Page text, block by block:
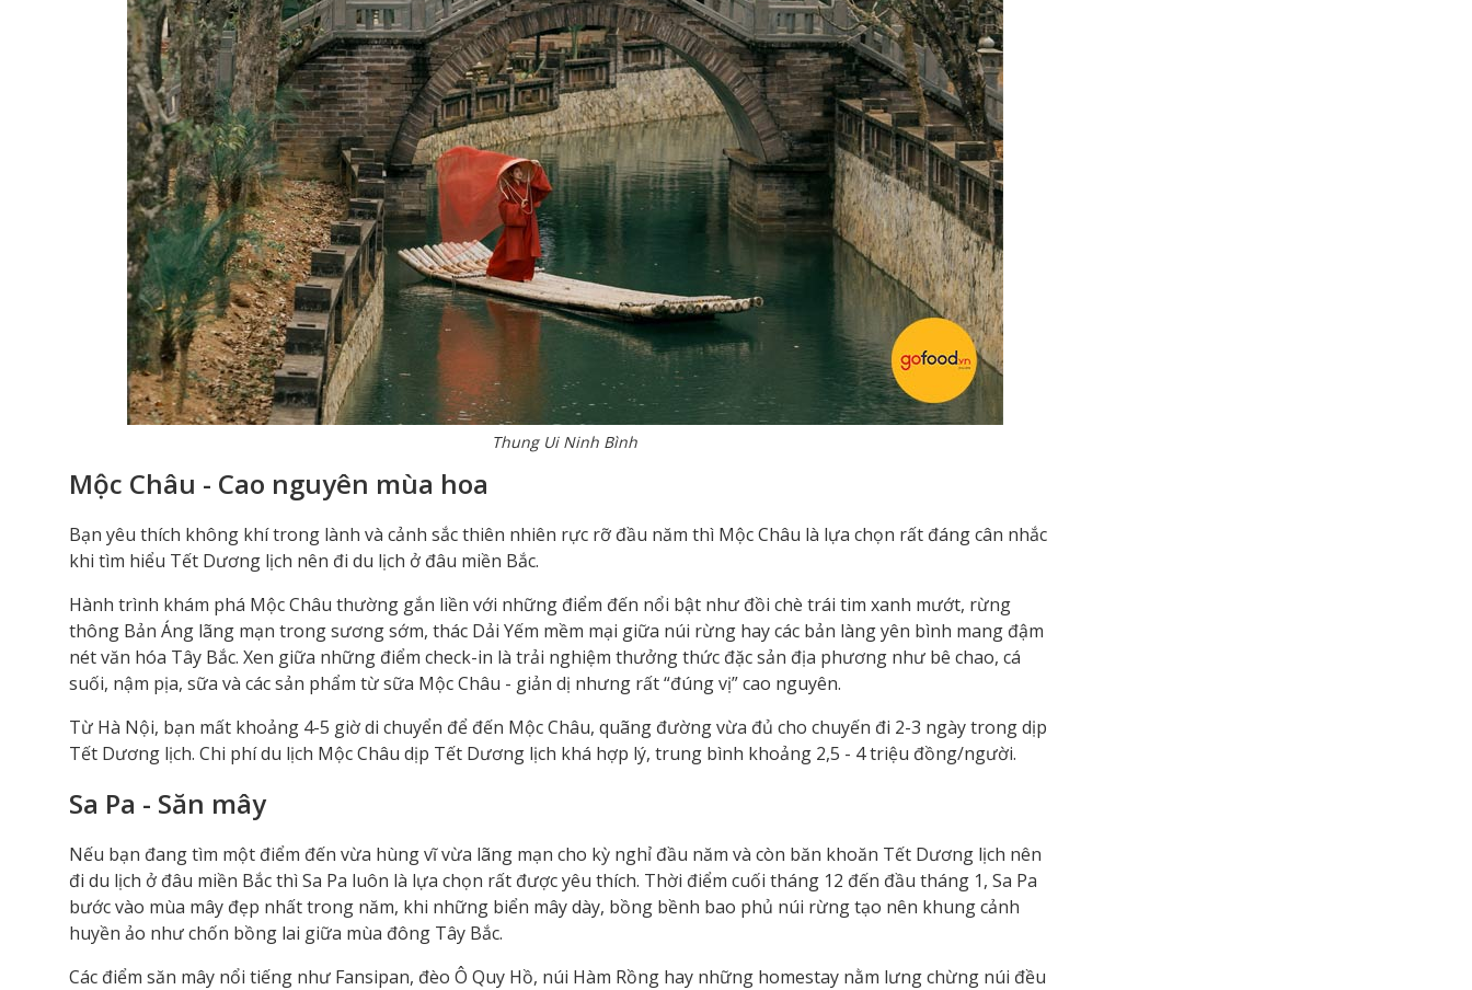
Thung Ui Ninh Bình
Mộc Châu - Cao nguyên mùa hoa
Bạn yêu thích không khí trong lành và cảnh sắc thiên nhiên rực rỡ đầu năm thì Mộc Châu là lựa chọn rất đáng cân nhắc
khi tìm hiểu Tết Dương lịch nên đi du lịch ở đâu miền Bắc.
Hành trình khám phá Mộc Châu thường gắn liền với những điểm đến nổi bật như đồi chè trái tim xanh mướt, rừng
thông Bản Áng lãng mạn trong sương sớm, thác Dải Yếm mềm mại giữa núi rừng hay các bản làng yên bình mang đậm
nét văn hóa Tây Bắc. Xen giữa những điểm check-in là trải nghiệm thưởng thức đặc sản địa phương như bê chao, cá
suối, nậm pịa, sữa và các sản phẩm từ sữa Mộc Châu - giản dị nhưng rất “đúng vị” cao nguyên.
Từ Hà Nội, bạn mất khoảng 4-5 giờ di chuyển để đến Mộc Châu, quãng đường vừa đủ cho chuyến đi 2-3 ngày trong dịp
Tết Dương lịch. Chi phí du lịch Mộc Châu dịp Tết Dương lịch khá hợp lý, trung bình khoảng 2,5 - 4 triệu đồng/người.
Sa Pa - Săn mây
Nếu bạn đang tìm một điểm đến vừa hùng vĩ vừa lãng mạn cho kỳ nghỉ đầu năm và còn băn khoăn Tết Dương lịch nên
đi du lịch ở đâu miền Bắc thì Sa Pa luôn là lựa chọn rất được yêu thích. Thời điểm cuối tháng 12 đến đầu tháng 1, Sa Pa
bước vào mùa mây đẹp nhất trong năm, khi những biển mây dày, bồng bềnh bao phủ núi rừng tạo nên khung cảnh
huyền ảo như chốn bồng lai giữa mùa đông Tây Bắc.
Các điểm săn mây nổi tiếng như Fansipan, đèo Ô Quy Hồ, núi Hàm Rồng hay những homestay nằm lưng chừng núi đều